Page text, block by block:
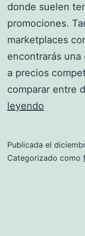
donde suelen
promociones.
marketplaces
encontrarás
a precios
comparar entre
leyendo
Publicada el
Categorizado como